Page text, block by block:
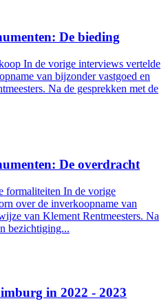
De bieding
In de vorige interviews vertelde
van bijzonder vastgoed en
Na de gesprekken met de
De overdracht
In de vorige
over de inverkoopname van
van Klement Rentmeesters. Na
bezichtiging...
in 2022 - 2023